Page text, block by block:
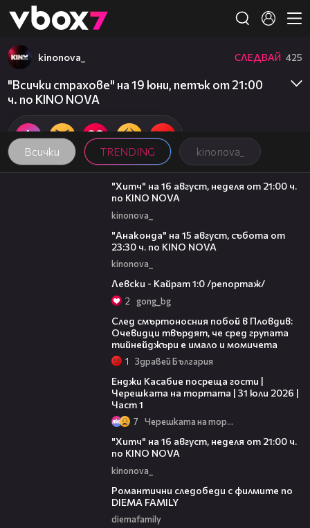
👾
Всички TRENDING kinonova_
kinonova_ СЛЕДВАЙ 425
"Всички страхове" на 19 юни, петък от 21:00
ч. по KINO NOVA
00:30
"Хитч" на 16 август, неделя от 21:00 ч.
по KINO NOVA
kinonova_
"Анаконда" на 15 август, събота от
23:30 ч. по KINO NOVA
kinonova_
Левски - Кайрат 1:0 /репортаж/
2 gong_bg
След смъртоносния побой в Пловдив:
Очевидци твърдят, че сред групата
тийнейджъри е имало и момичета
1 Здравей България
Енджи Касабие посреща гости |
Черешката на тортата | 31 юли 2026 |
Част 1
7 Черешката на тортата
"Хитч" на 16 август, неделя от 21:00 ч.
по KINO NOVA
kinonova_
Романтични следобеди с филмите по
DIEMA FAMILY
diemafamily